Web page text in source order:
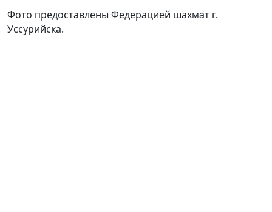
Фото предоставлены Федерацией шахмат г.
Уссурийска.